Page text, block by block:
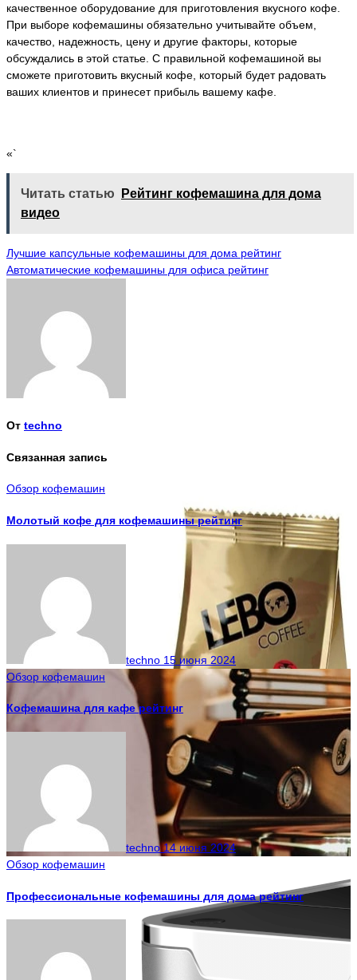
качественное оборудование для приготовления вкусного кофе.
При выборе кофемашины обязательно учитывайте объем,
качество, надежность, цену и другие факторы, которые
обсуждались в этой статье. С правильной кофемашиной вы
сможете приготовить вкусный кофе, который будет радовать
ваших клиентов и принесет прибыль вашему кафе.
«`
Читать статью
Рейтинг кофемашина для дома
видео
Навигация
по
Лучшие капсульные кофемашины для дома рейтинг
Автоматические кофемашины для офиса рейтинг
От techno
Связанная запись
Обзор кофемашин
Молотый кофе для кофемашины рейтинг
techno 15 июня 2024
Обзор кофемашин
Кофемашина для кафе рейтинг
techno14 июня 2024
Обзор кофемашин
Профессиональные кофемашины для дома рейтинг